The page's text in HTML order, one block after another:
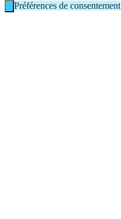
Préférences de consentement